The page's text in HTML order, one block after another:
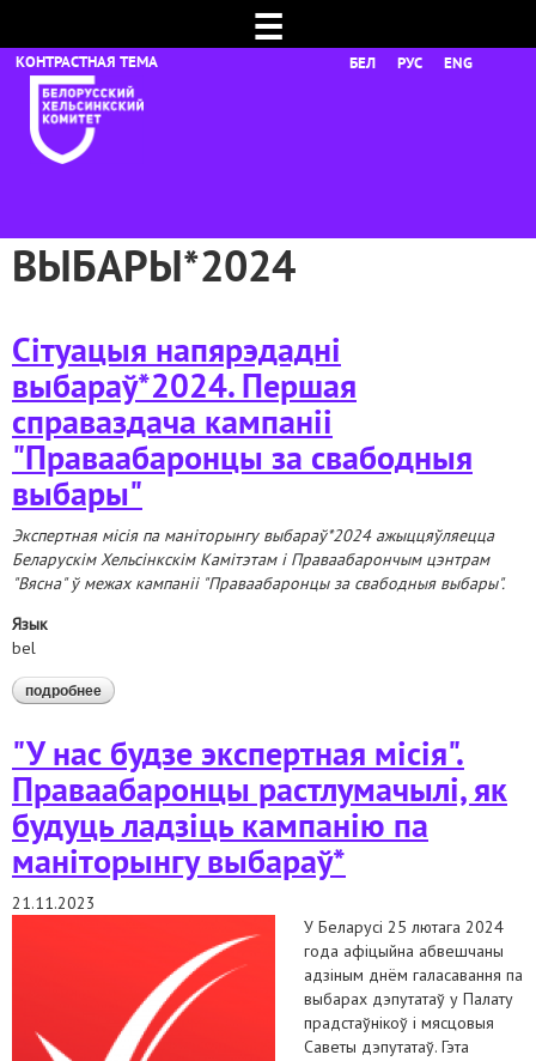
☰
БЕЛ РУС ENG
ВЫБАРЫ*2024
Сітуацыя напярэдадні
выбараў*2024. Першая
справаздача кампаніі
"Праваабаронцы за свабодныя
выбары"
Экспертная місія па маніторынгу выбараў*2024 ажыццяўляецца
Беларускім Хельсінкскім Камітэтам і Праваабарончым цэнтрам
"Вясна" ў межах кампаніі "Праваабаронцы за свабодныя выбары".
Язык
bel
подробнее о сітуацыя напярэдадні выбараў*2024. першая справаздача
кампаніі "праваабаронцы за свабодныя выбары"
"У нас будзе экспертная місія".
Праваабаронцы растлумачылі, як
будуць ладзіць кампанію па
маніторынгу выбараў*
21.11.2023
У Беларусі 25 лютага 2024
года афіцыйна абвешчаны
адзіным днём галасавання па
выбарах дэпутатаў у Палату
прадстаўнікоў і мясцовыя
Саветы дэпутатаў. Гэта